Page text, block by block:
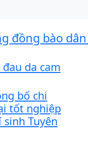
đồng bào
da cam
bố chi
tốt nghiệp
sinh Tuyên